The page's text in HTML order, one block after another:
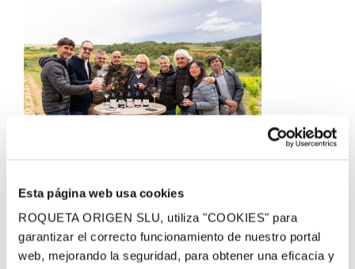
Esta página web usa cookies
ROQUETA ORIGEN SLU, utiliza "COOKIES" para
garantizar el correcto funcionamiento de nuestro portal
web, mejorando la seguridad, para obtener una eficacia y
¡Comparte el post!